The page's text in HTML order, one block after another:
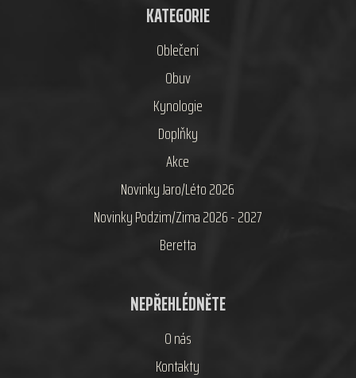
KATEGORIE
Oblečení
Obuv
Kynologie
Doplňky
Akce
Novinky Jaro/Léto 2026
Novinky Podzim/Zima 2026 - 2027
Beretta
NEPŘEHLÉDNĚTE
O nás
Kontakty